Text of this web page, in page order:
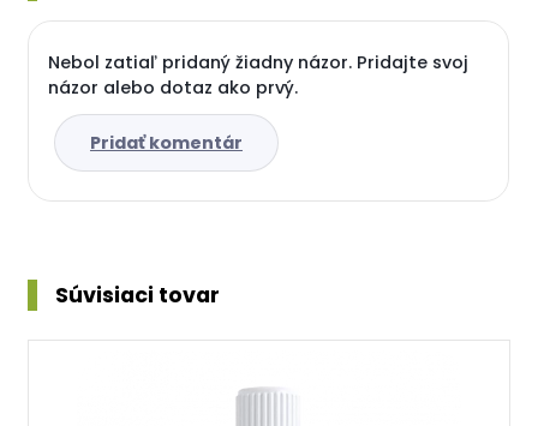
Nebol zatiaľ pridaný žiadny názor. Pridajte svoj
názor alebo dotaz ako prvý.
Pridať komentár
Súvisiaci tovar